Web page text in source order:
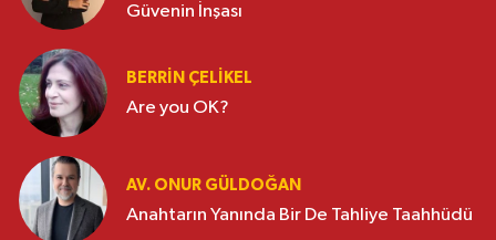
Güvenin İnşası
BERRIN ÇELIKEL
Are you OK?
AV. ONUR GÜLDOĞAN
Anahtarın Yanında Bir De Tahliye Taahhüdü